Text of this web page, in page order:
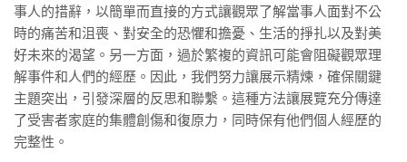
事人的措辭，以簡單而直接的方式讓觀眾了解當事人面對不公
時的痛苦和沮喪、對安全的恐懼和擔憂、生活的掙扎以及對美
好未來的渴望。另一方面，過於繁複的資訊可能會阻礙觀眾理
解事件和人們的經歷。因此，我們努力讓展示精煉，確保關鍵
主題突出，引發深層的反思和聯繫。這種方法讓展覽充分傳達
了受害者家庭的集體創傷和復原力，同時保有他們個人經歷的
完整性。